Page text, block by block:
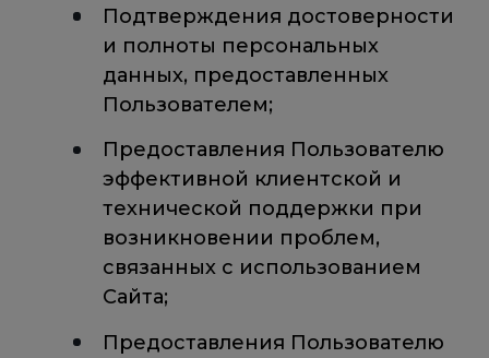
Подтверждения достоверности
и полноты персональных
данных, предоставленных
Пользователем;
Предоставления Пользователю
эффективной клиентской и
технической поддержки при
возникновении проблем,
связанных с использованием
Сайта;
Предоставления Пользователю